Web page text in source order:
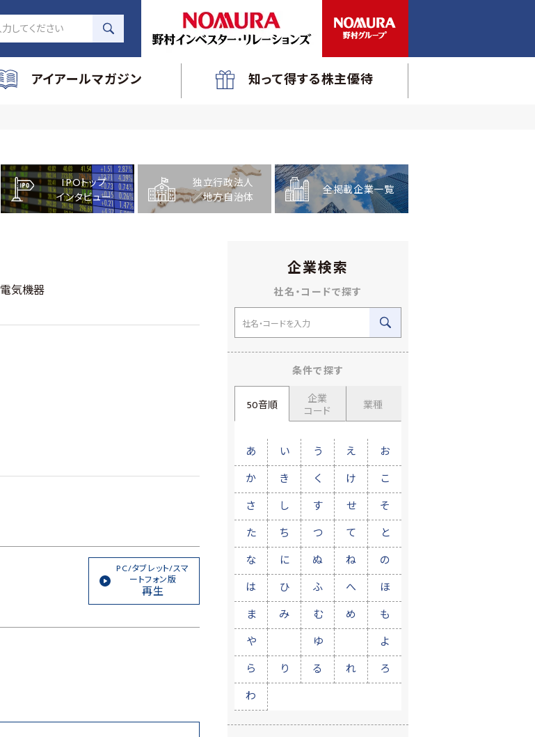
アイアールマガジン 知って得する株主優待
IPOトップ
インタビュー
独立行政法人
／地方自治体
全掲載企業一覧
電気機器
PC/タブレット/スマ
ートフォン版
再生
企業検索
社名・コードで探す
条件で探す
50音順
企業
コード
業種
あ い う え お
か き く け こ
さ し す せ そ
た ち つ て と
な に ぬ ね の
は ひ ふ へ ほ
ま み む め も
や ゆ よ
ら り る れ ろ
わ